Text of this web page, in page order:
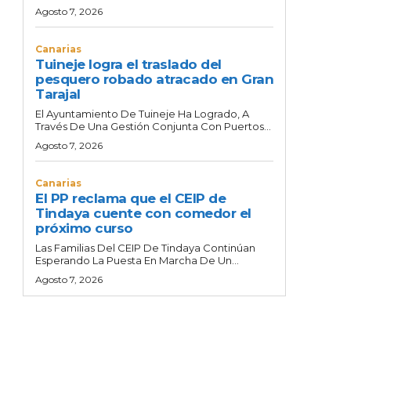
Agosto 7, 2026
Canarias
Tuineje logra el traslado del
pesquero robado atracado en Gran
Tarajal
El Ayuntamiento De Tuineje Ha Logrado, A
Través De Una Gestión Conjunta Con Puertos...
Agosto 7, 2026
Canarias
El PP reclama que el CEIP de
Tindaya cuente con comedor el
próximo curso
Las Familias Del CEIP De Tindaya Continúan
Esperando La Puesta En Marcha De Un...
Agosto 7, 2026